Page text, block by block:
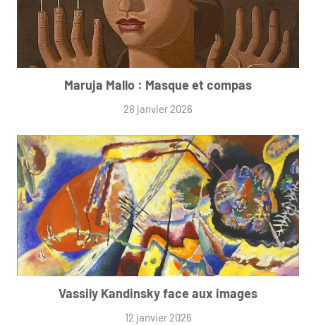
Maruja Mallo : Masque et compas
28 janvier 2026
Vassily Kandinsky face aux images
12 janvier 2026